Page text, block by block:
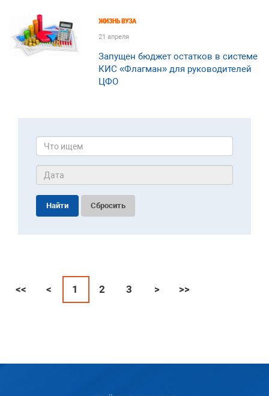
ЖИЗНЬ ВУЗА
21 апреля
Запущен бюджет остатков в системе
КИС «Флагман» для руководителей
ЦФО
<< < 1 2 3 > >>